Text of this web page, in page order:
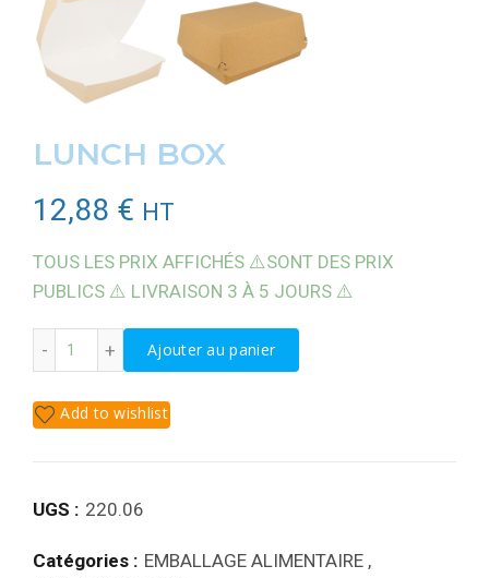
LUNCH BOX
12,88 € HT
TOUS LES PRIX AFFICHÉS ⚠️SONT DES PRIX
PUBLICS ⚠️ LIVRAISON 3 À 5 JOURS ⚠️
Ajouter au panier
Add to wishlist
UGS : 220.06
Catégories : EMBALLAGE ALIMENTAIRE ,